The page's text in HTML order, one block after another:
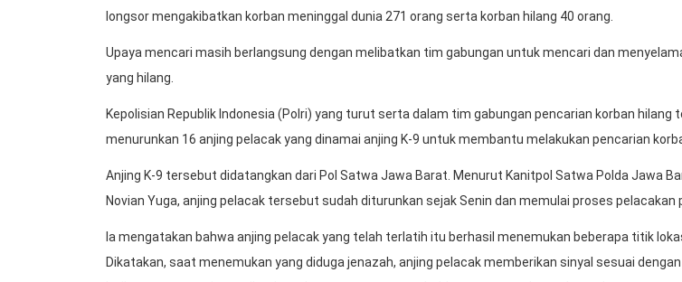
longsor mengakibatkan korban meninggal dunia 271 orang serta korban hilang 40 orang.
Upaya mencari masih berlangsung dengan melibatkan tim gabungan untuk mencari dan
yang hilang.
Kepolisian Republik Indonesia (Polri) yang turut serta dalam tim gabungan pencarian korban hilang
menurunkan 16 anjing pelacak yang dinamai anjing K-9 untuk membantu melakukan pencarian
Anjing K-9 tersebut didatangkan dari Pol Satwa Jawa Barat. Menurut Kanitpol Satwa Polda Jawa
Novian Yuga, anjing pelacak tersebut sudah diturunkan sejak Senin dan memulai proses pelacakan
Ia mengatakan bahwa anjing pelacak yang telah terlatih itu berhasil menemukan beberapa titik
Dikatakan, saat menemukan yang diduga jenazah, anjing pelacak memberikan sinyal sesuai